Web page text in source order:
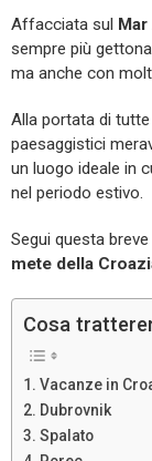
Affacciata sul
sempre più
ma anche con
Alla portata di
paesaggistici
un luogo ideale in
nel periodo estivo.
Segui questa
mete della
Cosa
Vacanze in
Dubrovnik
Spalato